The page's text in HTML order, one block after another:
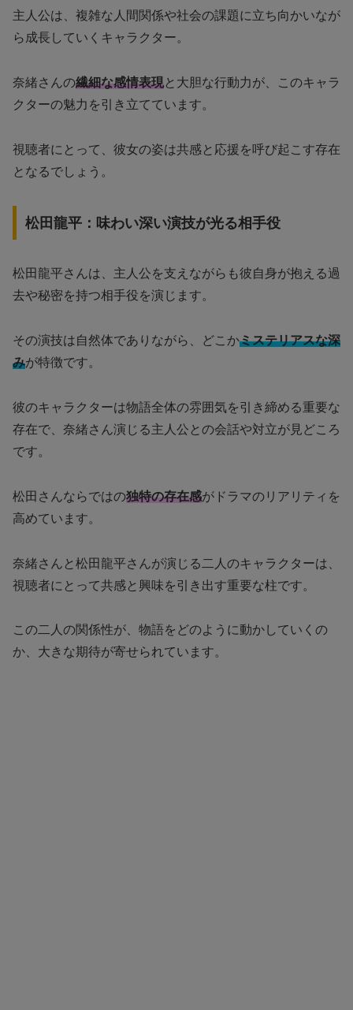
主人公は、複雑な人間関係や社会の課題に立ち向かいなが
ら成長していくキャラクター。
奈緒さんの繊細な感情表現と大胆な行動力が、このキャラ
クターの魅力を引き立てています。
視聴者にとって、彼女の姿は共感と応援を呼び起こす存在
となるでしょう。
松田龍平：味わい深い演技が光る相手役
松田龍平さんは、主人公を支えながらも彼自身が抱える過
去や秘密を持つ相手役を演じます。
その演技は自然体でありながら、どこかミステリアスな深
みが特徴です。
彼のキャラクターは物語全体の雰囲気を引き締める重要な
存在で、奈緒さん演じる主人公との会話や対立が見どころ
です。
松田さんならではの独特の存在感がドラマのリアリティを
高めています。
奈緒さんと松田龍平さんが演じる二人のキャラクターは、
視聴者にとって共感と興味を引き出す重要な柱です。
この二人の関係性が、物語をどのように動かしていくの
か、大きな期待が寄せられています。